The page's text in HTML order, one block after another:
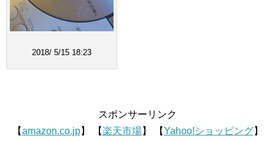
2018/ 5/15 18:23
スポンサーリンク
【amazon.co.jp】 【楽天市場】 【Yahoo!ショッピング】